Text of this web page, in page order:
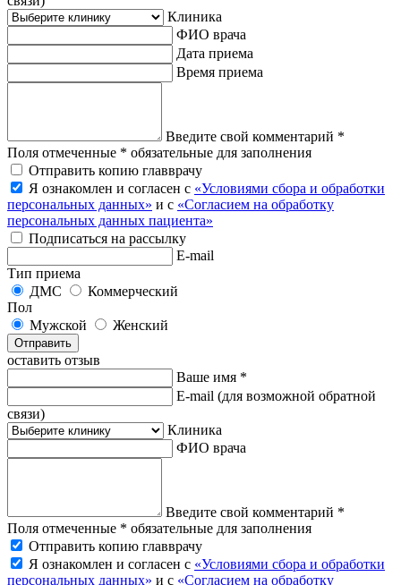
Клиника
ФИО врача
Дата приема
Время приема
Введите свой комментарий *
Поля отмеченные * обязательные для заполнения
Отправить копию главврачу
Я ознакомлен и согласен с «Условиями сбора и обработки
персональных данных» и с «Согласием на обработку
персональных данных пациента»
Подписаться на рассылку
E-mail
Тип приема
ДМС
Коммерческий
Пол
Мужской
Женский
Отправить
оставить отзыв
Ваше имя *
E-mail (для возможной обратной
связи)
Клиника
ФИО врача
Введите свой комментарий *
Поля отмеченные * обязательные для заполнения
Отправить копию главврачу
Я ознакомлен и согласен с «Условиями сбора и обработки
персональных данных» и с «Согласием на обработку